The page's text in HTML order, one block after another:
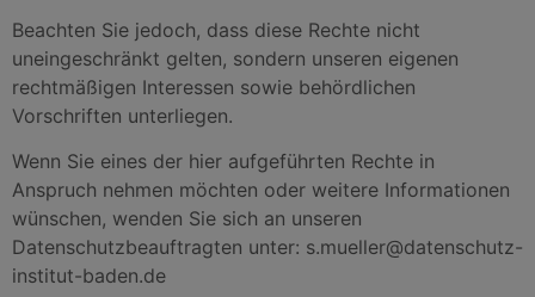
Beachten Sie jedoch, dass diese Rechte nicht
uneingeschränkt gelten, sondern unseren eigenen
rechtmäßigen Interessen sowie behördlichen
Vorschriften unterliegen.
Wenn Sie eines der hier aufgeführten Rechte in
Anspruch nehmen möchten oder weitere Informationen
wünschen, wenden Sie sich an unseren
Datenschutzbeauftragten unter: s.mueller@datenschutz-
institut-baden.de